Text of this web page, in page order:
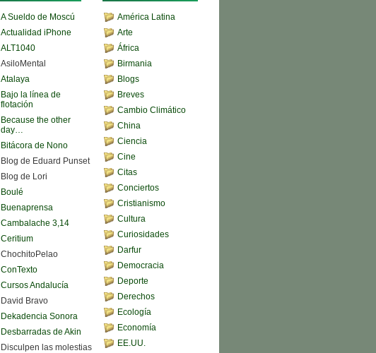
A Sueldo de Moscú
Actualidad iPhone
ALT1040
AsiloMental
Atalaya
Bajo la línea de
flotación
Because the other
day…
Bitácora de Nono
Blog de Eduard Punset
Blog de Lori
Boulé
Buenaprensa
Cambalache 3,14
Ceritium
ChochitoPelao
ConTexto
Cursos Andalucía
David Bravo
Dekadencia Sonora
Desbarradas de Akin
Disculpen las molestias
América Latina
Arte
África
Birmania
Blogs
Breves
Cambio Climático
China
Ciencia
Cine
Citas
Conciertos
Cristianismo
Cultura
Curiosidades
Darfur
Democracia
Deporte
Derechos
Ecología
Economía
EE.UU.